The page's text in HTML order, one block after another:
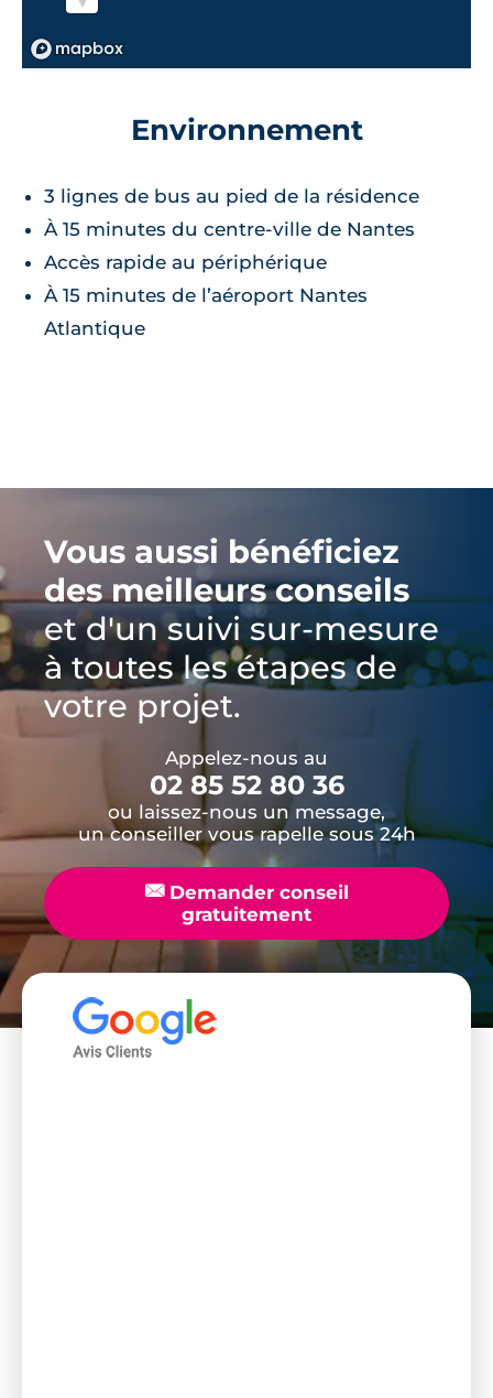
Environnement
3 lignes de bus au pied de la résidence
À 15 minutes du centre-ville de Nantes
Accès rapide au périphérique
À 15 minutes de l’aéroport Nantes
Atlantique
Vous aussi bénéficiez
des meilleurs conseils
et d'un suivi sur-mesure
à toutes les étapes de
votre projet.
Appelez-nous au
02 85 52 80 36
ou laissez-nous un message,
un conseiller vous rapelle sous 24h
📧Demander conseil
gratuitement